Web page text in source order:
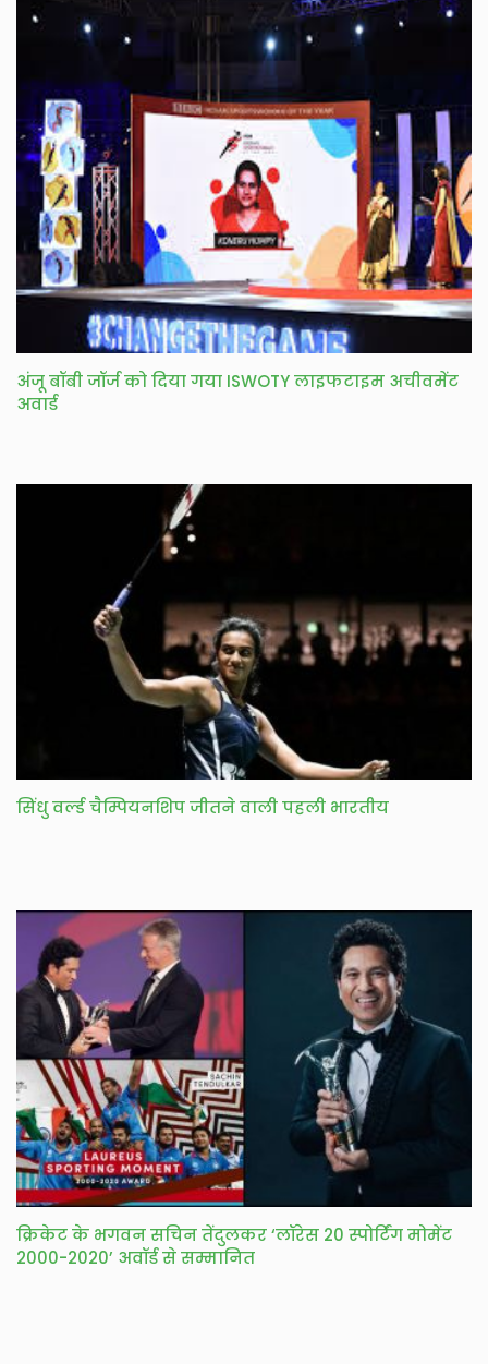
अंजू बॉबी जॉर्ज को दिया गया ISWOTY लाइफटाइम अचीवमेंट
अवार्ड
सिंधु वर्ल्ड चैम्पियनशिप जीतने वाली पहली भारतीय
क्रिकेट के भगवन सचिन तेंदुलकर ‘लॉरेस 20 स्पोर्टिंग मोमेंट
2000-2020’ अवॉर्ड से सम्मानित